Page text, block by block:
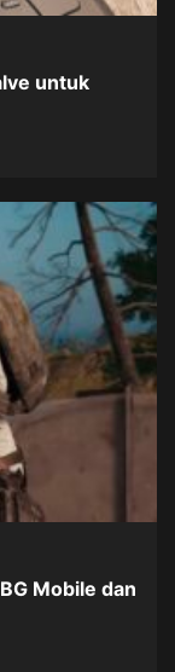
untuk
Mobile dan